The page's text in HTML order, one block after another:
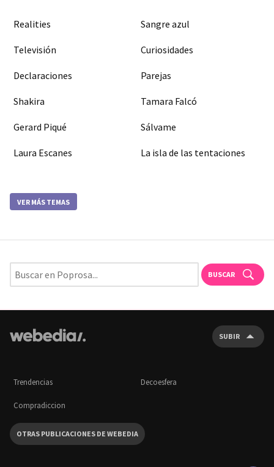
Realities Sangre azul
Televisión Curiosidades
Declaraciones Parejas
Shakira Tamara Falcó
Gerard Piqué Sálvame
Laura Escanes La isla de las tentaciones
VER MÁS TEMAS
BUSCAR
SUBIR
Trendencias Decoesfera
Compradiccion
OTRAS PUBLICACIONES DE WEBEDIA